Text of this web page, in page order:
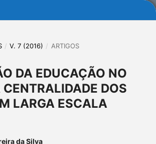
/ V. 7 (2016) / ARTIGOS
DA EDUCAÇÃO NO
DOS
LARGA ESCALA
da Silva